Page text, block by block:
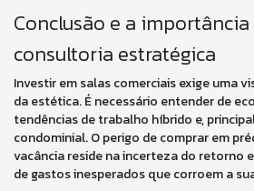
Conclusão e a
consultoria estratégica
Investir em salas comerciais exige uma
da estética. É necessário entender de
tendências de trabalho híbrido e,
condominial. O perigo de comprar em
vacância reside na incerteza do retorno
de gastos inesperados que corroem a